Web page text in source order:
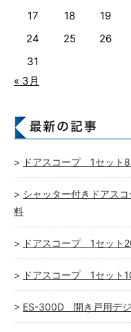
17
18 19
24
25 26
31
« 3月
ドアスコープ 1セッ
シャッター付きドアス
料
ドアスコープ 1セッ
ドアスコープ 1セット
ES-300D 開き戸用デ